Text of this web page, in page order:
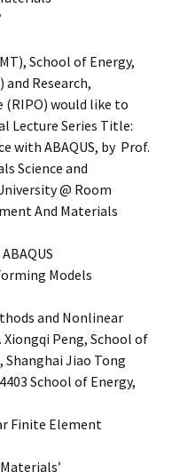
School of Energy,
Research,
(RIPO) would like to
Lecture Series Title:
with ABAQUS, by Prof.
Science and
@ Room
And Materials
Models
and Nonlinear
Peng, School of
Shanghai Jiao Tong
School of Energy,
Finite Element